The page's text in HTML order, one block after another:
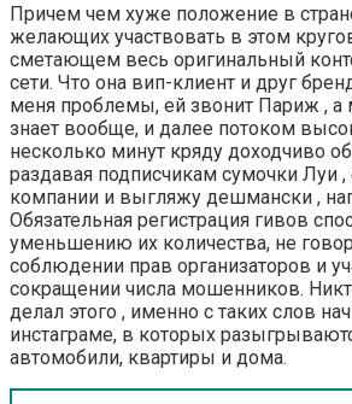
Причем чем хуже положение в
желающих участвовать в этом
сметающем весь оригинальный
сети. Что она вип-клиент и друг
меня проблемы, ей звонит Париж , а
знает вообще, и далее потоком
несколько минут кряду доходчиво
раздавая подписчикам сумочки Луи
компании и выгляжу дешмански ,
Обязательная регистрация гивов
уменьшению их количества, не
соблюдении прав организаторов и
сокращении числа мошенников.
делал этого , именно с таких слов
инстаграме, в которых
автомобили, квартиры и дома.